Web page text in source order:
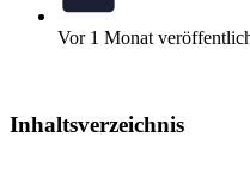
Vor 1 Monat
Inhaltsverzeichnis